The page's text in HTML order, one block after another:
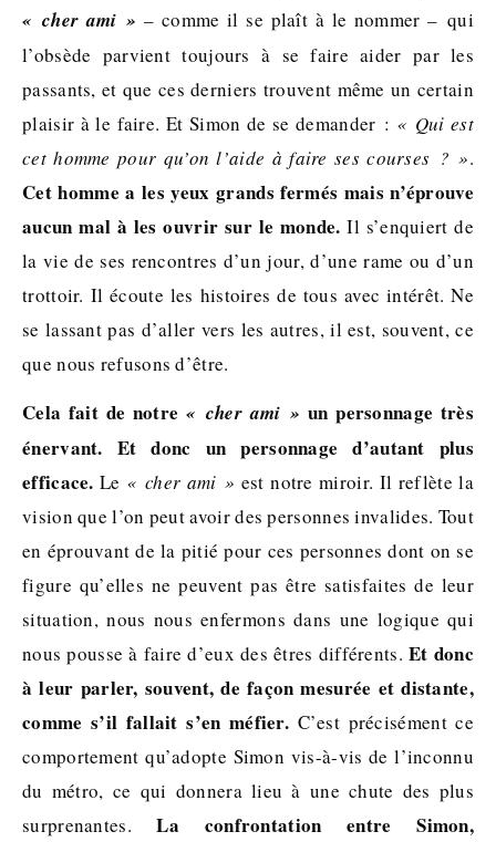
« cher ami »– comme il se plaît à le nommer – qui
l’obsède parvient toujours à se faire aider par les
passants, et que ces derniers trouvent même un certain
plaisir à le faire. Et Simon de se demander : « Qui est
cet homme pour qu’on l’aide à faire ses courses ? ».
Cet homme a les yeux grands fermés mais n’éprouve
aucun mal à les ouvrir sur le monde. Il s’enquiert de
la vie de ses rencontres d’un jour, d’une rame ou d’un
trottoir. Il écoute les histoires de tous avec intérêt. Ne
se lassant pas d’aller vers les autres, il est, souvent, ce
que nous refusons d’être.
Cela fait de notre « cher ami » un personnage très
énervant. Et donc un personnage d’autant plus
efficace. Le « cher ami » est notre miroir. Il reflète la
vision que l’on peut avoir des personnes invalides. Tout
en éprouvant de la pitié pour ces personnes dont on se
figure qu’elles ne peuvent pas être satisfaites de leur
situation, nous nous enfermons dans une logique qui
nous pousse à faire d’eux des êtres différents.Et donc
à leur parler, souvent, de façon mesurée et distante,
comme s’il fallait s’en méfier. C’est précisément ce
comportement qu’adopte Simon vis-à-vis de l’inconnu
du métro, ce qui donnera lieu à une chute des plus
surprenantes.La confrontation entre Simon,